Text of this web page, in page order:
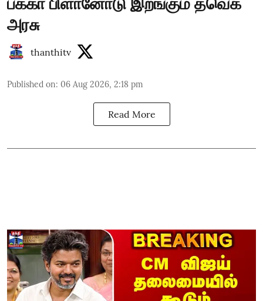
அரசு
thanthitv
Published on: 06 Aug 2026, 2:18 pm
Read More